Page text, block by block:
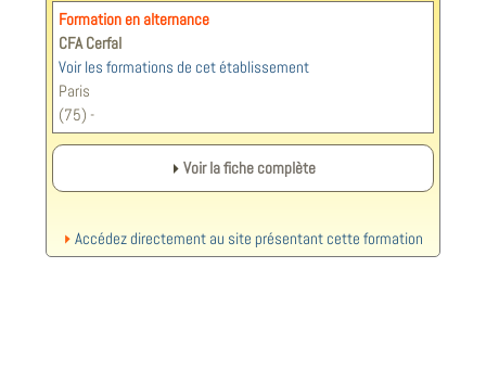
Formation en alternance
CFA Cerfal
Voir les formations de cet établissement
Paris
(75) -
Voir la fiche complète
Accédez directement au site présentant cette formation